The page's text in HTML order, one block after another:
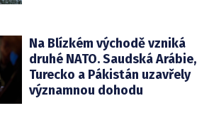
Na Blízkém východě vzniká
druhé NATO. Saudská Arábie,
Turecko a Pákistán uzavřely
významnou dohodu